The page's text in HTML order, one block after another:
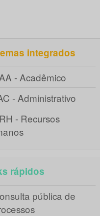
integrados
- Acadêmico
- Administrativo
- Recursos
rápidos
pública de